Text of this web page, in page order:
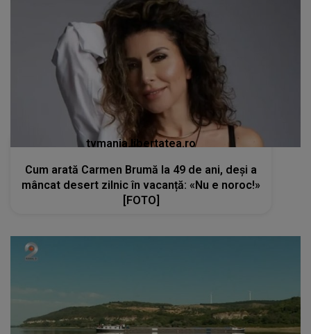
tvmania.libertatea.ro
Cum arată Carmen Brumă la 49 de ani, deși a
mâncat desert zilnic în vacanță: «Nu e noroc!»
[FOTO]